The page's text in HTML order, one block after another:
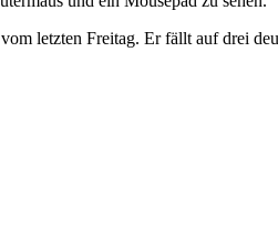
vom letzten Freitag. Er fällt auf drei